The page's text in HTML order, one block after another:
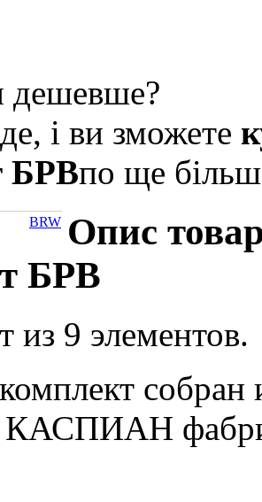
дешевше?
і ви зможете
БРВпо ще більш
BRW Опис
БРВ
из 9 элементов.
собран
КАСПИАН